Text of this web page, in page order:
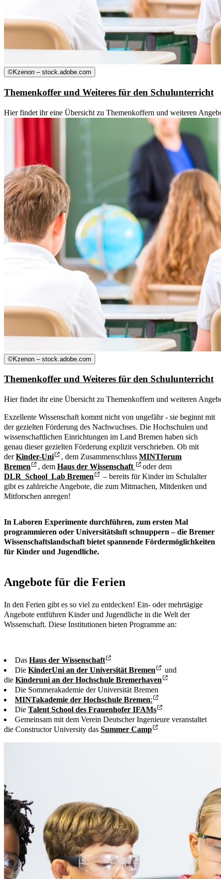
©Kzenon – stock.adobe.com
Themenkoffer und Weiteres für den Schulunterricht
Hier findet ihr eine Übersicht zu Themenkoffern und weiteren
©Kzenon – stock.adobe.com
Themenkoffer und Weiteres für den Schulunterricht
Hier findet ihr eine Übersicht zu Themenkoffern und weiteren
Exzellente Wissenschaft kommt nicht von ungefähr - sie beginnt mit
der gezielten Förderung des Nachwuchses. Die Hochschulen und
wissenschaftlichen Einrichtungen im Land Bremen haben sich
genau dieser gezielten Förderung explizit verschrieben. Ob mit
derKinder-Uni , dem Zusammenschluss MINTforum
Bremen
, dem Haus der Wissenschaft
oder dem
DLR_School_Lab Bremen
– bereits für Kinder im Schulalter
gibt es zahlreiche Angebote, die zum Mitmachen, Mitdenken und
Mitforschen anregen!
In Laboren Experimente durchführen, zum ersten Mal
programmieren oder Universitätsluft schnuppern – die Bremer
Wissenschaftslandschaft bietet spannende Fördermöglichkeiten
für Kinder und Jugendliche.
Angebote für die Ferien
In den Ferien gibt es so viel zu entdecken! Ein- oder mehrtägige
Angebote entführen Kinder und Jugendliche in die Welt der
Wissenschaft. Diese Institutionen bieten Programme an:
Das Haus der Wissenschaft
Die KinderUni an der Universität Bremen
und
die Kinderuni an der Hochschule Bremerhaven
Die Sommerakademie der Universität Bremen
MINTakademie der Hochschule Bremen:
Die Talent School des Frauenhofer IFAMs
Gemeinsam mit dem Verein Deutscher Ingenieure veranstaltet
die Constructor University das Summer Camp